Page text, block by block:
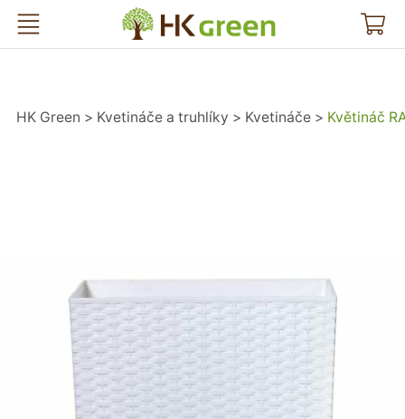
HK Green
HK Green Kvetináče a truhlíky Kvetináče Květináč